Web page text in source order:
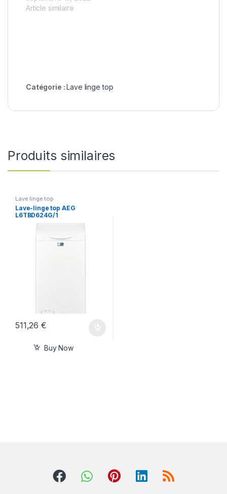
Article similaire
Catégorie :Lave linge top
Produits similaires
Lave linge top
Lave-linge top AEG
L6TBD624G/1
511,26€
Buy Now